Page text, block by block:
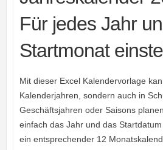
Für jedes Jahr
Startmonat
Mit dieser Excel Kalendervorlage
Kalenderjahren, sondern auch in
Geschäftsjahren oder Saisons
einfach das Jahr und das
ein entsprechender 12